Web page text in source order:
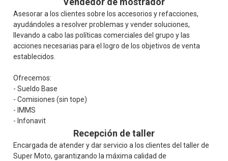
Asesorar a los clientes sobre los accesorios y refacciones,
ayudándoles a resolver problemas y vender soluciones,
llevando a cabo las políticas comerciales del grupo y las
acciones necesarias para el logro de los objetivos de venta
establecidos.
Ofrecemos:
- Sueldo Base
- Comisiones (sin tope)
- IMMS
- Infonavit
Recepción de taller
Encargada de atender y dar servicio a los clientes del taller de
Super Moto, garantizando la máxima calidad de